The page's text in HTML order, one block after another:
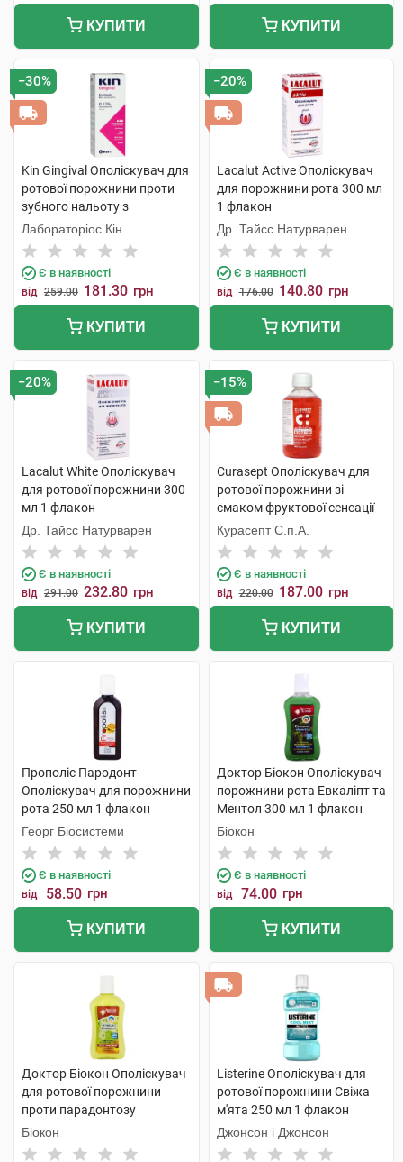
КУПИТИ КУПИТИ
−30%
Kin Gingival Ополіскувач для
ротової порожнини проти
зубного нальоту з
хлоргексидином 0,12% 250
мл 1 флакон
Лабораторіос Кін
Є в наявності
від 259.00 181.30 грн
КУПИТИ
−20%
Lacalut Active Ополіскувач
для порожнини рота 300 мл
1 флакон
Др. Тайсс Натурварен
Є в наявності
від 176.00 140.80 грн
КУПИТИ
−20%
Lacalut White Ополіскувач
для ротової порожнини 300
мл 1 флакон
Др. Тайсс Натурварен
Є в наявності
від 291.00 232.80 грн
КУПИТИ
−15%
Curasept Ополіскувач для
ротової порожнини зі
смаком фруктової сенсації
250 мл 1 флакон
Курасепт С.п.А.
Є в наявності
від 220.00 187.00 грн
КУПИТИ
Прополіс Пародонт
Ополіскувач для порожнини
рота 250 мл 1 флакон
Георг Біосистеми
Є в наявності
від 58.50 грн
КУПИТИ
Доктор Біокон Ополіскувач
порожнини рота Евкаліпт та
Ментол 300 мл 1 флакон
Біокон
Є в наявності
від 74.00 грн
КУПИТИ
Доктор Біокон Ополіскувач
для ротової порожнини
проти парадонтозу
Ромашка + календула 250
мл 1 флакон
Біокон
Listerine Ополіскувач для
ротової порожнини Свіжа
м'ята 250 мл 1 флакон
Джонсон і Джонсон